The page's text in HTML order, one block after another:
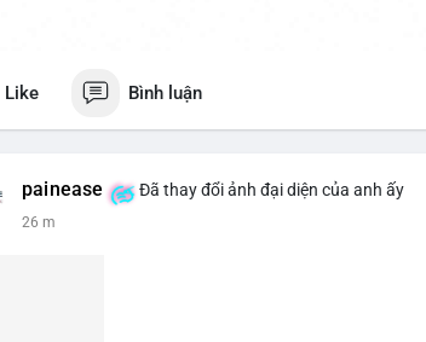
Like Bình luận
painease Đã thay đổi ảnh đại diện của anh ấy
26 m